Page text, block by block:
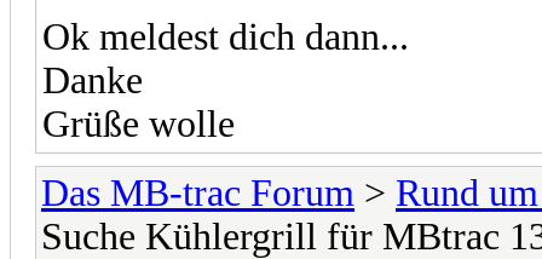
Ok meldest dich dann...
Danke
Grüße wolle
Das MB-trac Forum > Rund
Suche Kühlergrill für MBtrac